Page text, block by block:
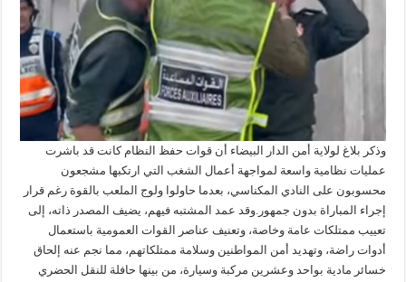
وذكر بلاغ لولاية أمن الدار البيضاء أن قوات حفظ النظام كانت قد باشرت
عمليات نظامية واسعة لمواجهة أعمال الشغب التي ارتكبها مشجعون
محسوبون على النادي المكناسي، بعدما حاولوا ولوج الملعب بالقوة رغم قرار
إجراء المباراة بدون جمهور.وقد عمد المشتبه فيهم، يضيف المصدر ذاته، إلى
تعييب ممتلكات عامة وخاصة، وتعنيف عناصر القوات العمومية باستعمال
أدوات راضة، وتهديد أمن المواطنين وسلامة ممتلكاتهم، مما نجم عنه إلحاق
خسائر مادية بواحد وعشرين مركبة وسيارة، من بينها حافلة للنقل الحضري